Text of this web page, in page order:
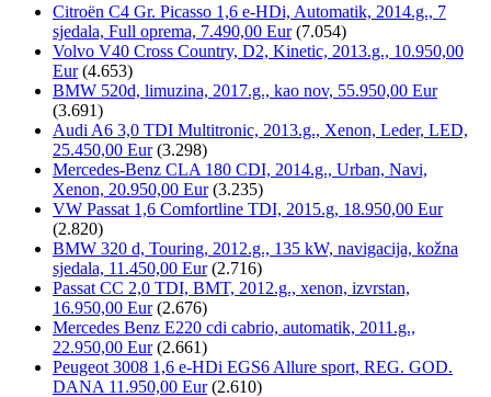
Citroën C4 Gr. Picasso 1,6 e-HDi, Automatik, 2014.g., 7
sjedala, Full oprema, 7.490,00 Eur (7.054)
Volvo V40 Cross Country, D2, Kinetic, 2013.g., 10.950,00
Eur (4.653)
BMW 520d, limuzina, 2017.g., kao nov, 55.950,00 Eur
(3.691)
Audi A6 3,0 TDI Multitronic, 2013.g., Xenon, Leder, LED,
25.450,00 Eur (3.298)
Mercedes-Benz CLA 180 CDI, 2014.g., Urban, Navi,
Xenon, 20.950,00 Eur (3.235)
VW Passat 1,6 Comfortline TDI, 2015.g, 18.950,00 Eur
(2.820)
BMW 320 d, Touring, 2012.g., 135 kW, navigacija, kožna
sjedala, 11.450,00 Eur (2.716)
Passat CC 2,0 TDI, BMT, 2012.g., xenon, izvrstan,
16.950,00 Eur (2.676)
Mercedes Benz E220 cdi cabrio, automatik, 2011.g.,
22.950,00 Eur (2.661)
Peugeot 3008 1,6 e-HDi EGS6 Allure sport, REG. GOD.
DANA 11.950,00 Eur (2.610)